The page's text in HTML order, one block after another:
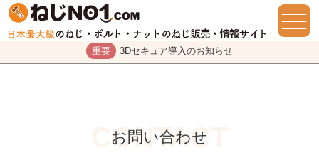
重要 3Dセキュア導入のお知らせ
お問い合わせ